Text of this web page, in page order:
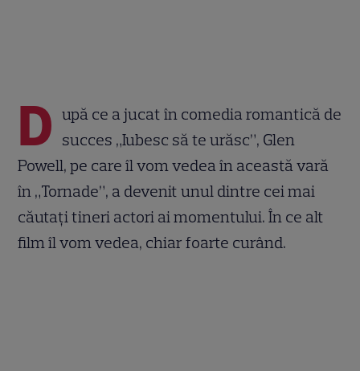
D upă ce a jucat în comedia romantică de
succes „Iubesc să te urăsc”, Glen
Powell, pe care îl vom vedea în această vară
în „Tornade”, a devenit unul dintre cei mai
căutați tineri actori ai momentului. În ce alt
film îl vom vedea, chiar foarte curând.